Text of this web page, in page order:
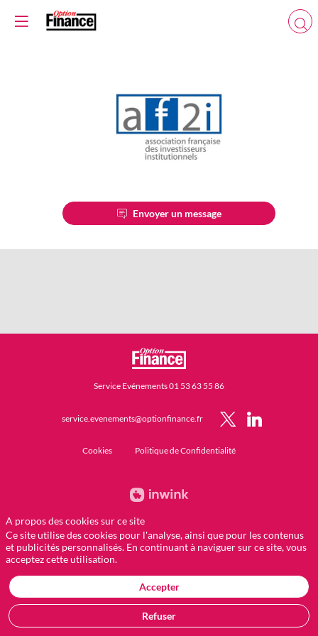
Envoyer un message
Service Evénements 01 53 63 55 86
service.evenements@optionfinance.fr
Cookies Politique de Confidentialité
A propos des cookies sur ce site
Ce site utilise des cookies pour l'analyse, ainsi que pour les contenus
et publicités personnalisés. En continuant à naviguer sur ce site, vous
acceptez cette utilisation.
Accepter
Refuser